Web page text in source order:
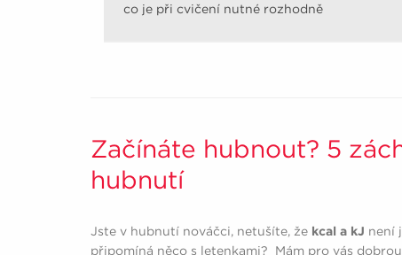
co je při cvičení nutné rozhodně
Začínáte hubnout? 5
hubnutí
Jste v hubnutí nováčci, netušíte, že kcal a kJ není
připomíná něco s letenkami? Mám pro vás